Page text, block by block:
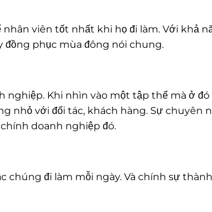
viên tốt nhất khi họ đi làm. Với khả
phục mùa đông nói chung.
nghiệp. Khi nhìn vào một tập thể mà ở đó
nhỏ với đối tác, khách hàng. Sự chuyên
doanh nghiệp đó.
chúng đi làm mỗi ngày. Và chính sự